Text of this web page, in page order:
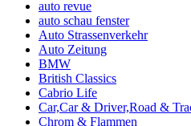
auto revue
auto schau fenster
Auto Strassenverkehr
Auto Zeitung
BMW
British Classics
Cabrio Life
Car,Car & Driver,Road &
Chrom & Flammen